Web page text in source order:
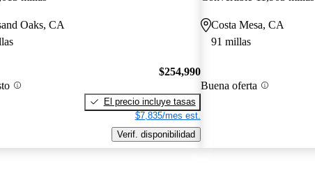
Oaks, CA
$254,990
El precio incluye tasas
$7,835/mes est.
Verif. disponibilidad
Costa Mesa, CA
91 millas
Buena oferta